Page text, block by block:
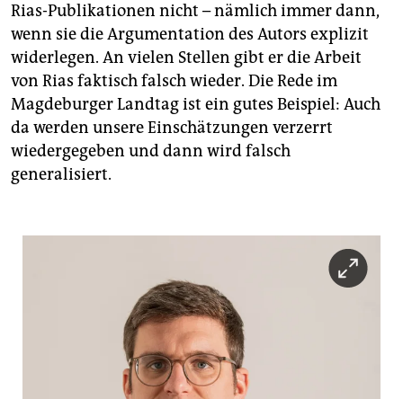
Rias-Publikationen nicht – nämlich immer dann,
wenn sie die Argumentation des Autors explizit
widerlegen. An vielen Stellen gibt er die Arbeit
von Rias faktisch falsch wieder. Die Rede im
Magdeburger Landtag ist ein gutes Beispiel: Auch
da werden unsere Einschätzungen verzerrt
wiedergegeben und dann wird falsch
generalisiert.